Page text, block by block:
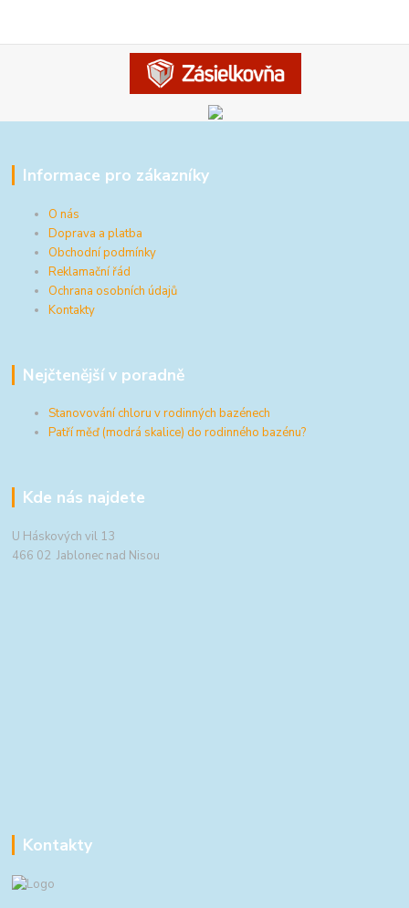
Informace pro zákazníky
O nás
Doprava a platba
Obchodní podmínky
Reklamační řád
Ochrana osobních údajů
Kontakty
Nejčtenější v poradně
Stanovování chloru v rodinných bazénech
Patří měď (modrá skalice) do rodinného bazénu?
Kde nás najdete
U Háskových vil 13
466 02 Jablonec nad Nisou
Kontakty